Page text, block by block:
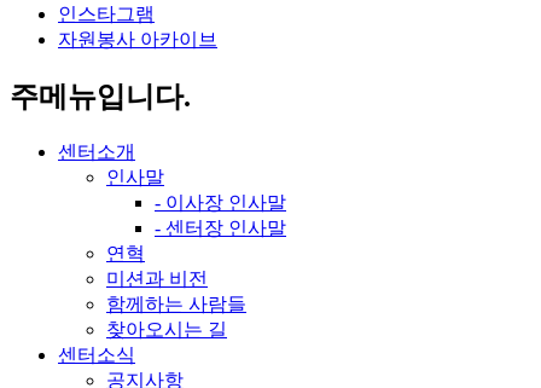
인스타그램
자원봉사 아카이브
주메뉴입니다.
센터소개
인사말
- 이사장 인사말
- 센터장 인사말
연혁
미션과 비전
함께하는 사람들
찾아오시는 길
센터소식
공지사항